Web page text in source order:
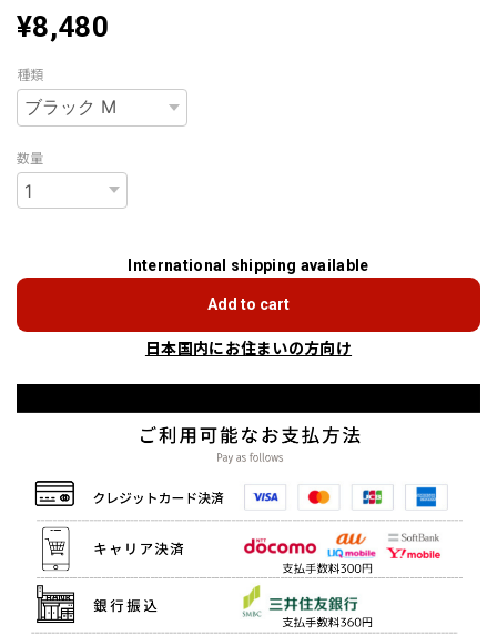
¥8,480
種類
数量
International shipping available
Add to cart
日本国内にお住まいの方向け